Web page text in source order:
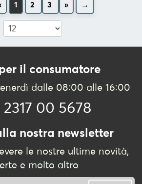
1 2 3 » →
il consumatore
dalle 08:00 alle 16:00
2317 00 5678
nostra newsletter
le nostre ultime novità,
e molto altro